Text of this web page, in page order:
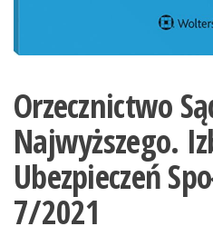
Orzecznictwo
Najwyższego.
Ubezpieczeń
7/2021